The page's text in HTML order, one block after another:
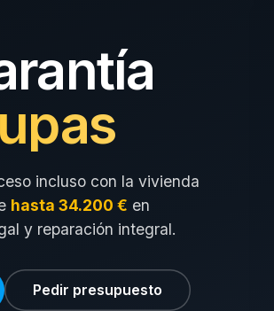
incluso con la vivienda
hasta 34.200 € en
y reparación integral.
Pedir presupuesto